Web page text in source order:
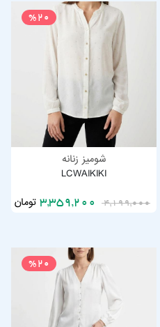
%20
شومیز زنانه
LCWAIKIKI
4,199,000 تومان
%20